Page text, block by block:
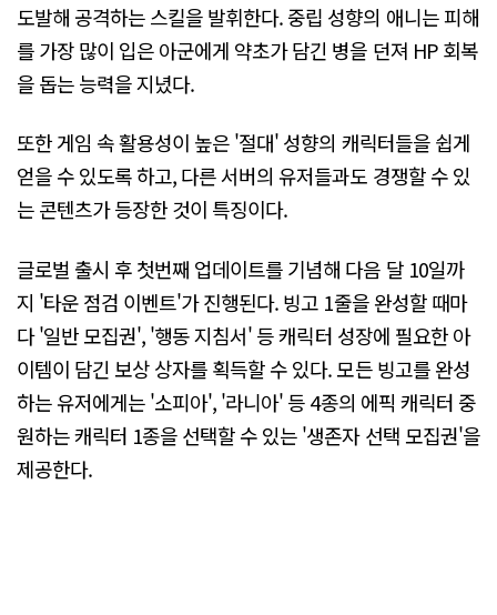
도발해 공격하는 스킬을 발휘한다. 중립 성향의 애니는 피해
를 가장 많이 입은 아군에게 약초가 담긴 병을 던져 HP 회복
을 돕는 능력을 지녔다.
또한 게임 속 활용성이 높은 '절대' 성향의 캐릭터들을 쉽게
얻을 수 있도록 하고, 다른 서버의 유저들과도 경쟁할 수 있
는 콘텐츠가 등장한 것이 특징이다.
글로벌 출시 후 첫번째 업데이트를 기념해 다음 달 10일까
지 '타운 점검 이벤트'가 진행된다. 빙고 1줄을 완성할 때마
다 '일반 모집권', '행동 지침서' 등 캐릭터 성장에 필요한 아
이템이 담긴 보상 상자를 획득할 수 있다. 모든 빙고를 완성
하는 유저에게는 '소피아', '라니아' 등 4종의 에픽 캐릭터 중
원하는 캐릭터 1종을 선택할 수 있는 '생존자 선택 모집권'을
제공한다.